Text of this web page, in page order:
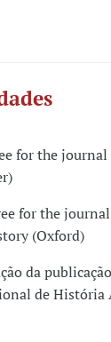
for the journal
for the journal
(Oxford)
da
de História